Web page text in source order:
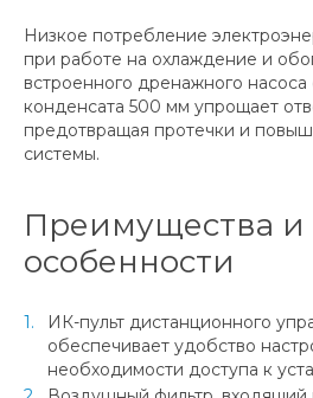
Низкое потребление
при работе на охлаждение и
встроенного дренажного
конденсата 500 мм упрощает
предотвращая протечки и
системы.
Преимущества и
особенности
ИК-пульт дистанционного
обеспечивает удобство
необходимости доступа к